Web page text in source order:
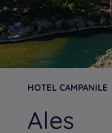
HOTEL CAMPANILE
Ales